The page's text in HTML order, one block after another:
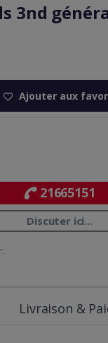
3nd
Ajouter aux
21665151
Discuter ici...
Livraison &